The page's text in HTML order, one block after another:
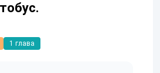
1 глава